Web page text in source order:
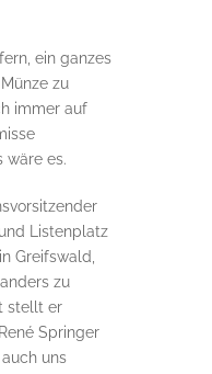
ein ganzes
zu
immer auf
wäre es.
Listenplatz
Greifswald,
zu
stellt er
Springer
uns